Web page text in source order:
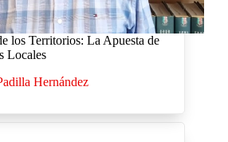
los Territorios: La Apuesta de
Locales
Hernández